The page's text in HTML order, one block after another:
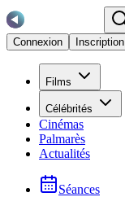
Connexion
Inscription
Films
Célébrités
Cinémas
Palmarès
Actualités
Séances